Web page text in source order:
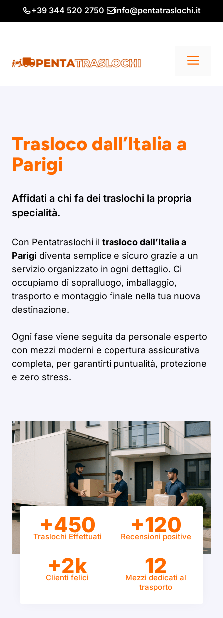
+39 344 520 2750 info@pentatraslochi.it
Trasloco dall’Italia a
Parigi
Affidati a chi fa dei traslochi la propria
specialità.
Con Pentatraslochi il trasloco dall’Italia a
Parigi diventa semplice e sicuro grazie a un
servizio organizzato in ogni dettaglio. Ci
occupiamo di sopralluogo, imballaggio,
trasporto e montaggio finale nella tua nuova
destinazione.
Ogni fase viene seguita da personale esperto
con mezzi moderni e copertura assicurativa
completa, per garantirti puntualità, protezione
e zero stress.
+450
Traslochi Effettuati +120
Recensioni positive
+2k
Clienti felici 12
Mezzi dedicati al
trasporto